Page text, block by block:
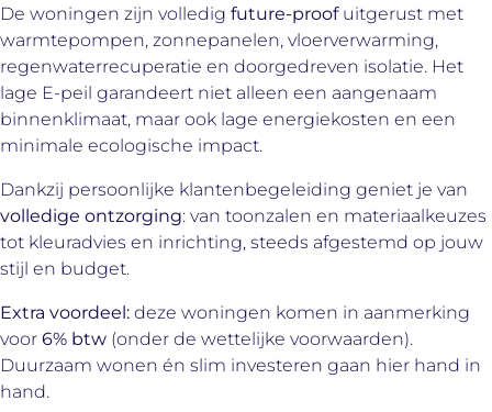
De woningen zijn volledig future-proofuitgerust met
warmtepompen, zonnepanelen, vloerverwarming,
regenwaterrecuperatie en doorgedreven isolatie. Het
lage E-peil garandeert niet alleen een aangenaam
binnenklimaat, maar ook lage energiekosten en een
minimale ecologische impact.
Dankzij persoonlijke klantenbegeleiding geniet je van
volledige ontzorging: van toonzalen en materiaalkeuzes
tot kleuradvies en inrichting, steeds afgestemd op jouw
stijl en budget.
Extra voordeel:deze woningen komen in aanmerking
voor6% btw (onder de wettelijke voorwaarden).
Duurzaam wonen én slim investeren gaan hier hand in
hand.